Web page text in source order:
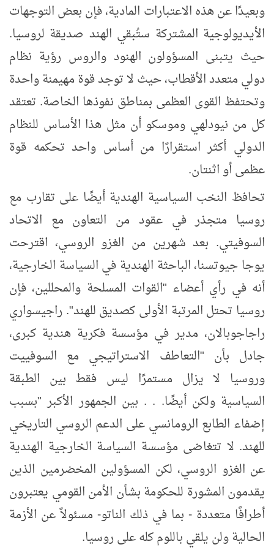
وبعيدًا عن هذه الاعتبارات المادية، فإن بعض التوجهات
الأيديولوجية المشتركة ستُبقي الهند صديقة لروسيا.
حيث يتبنى المسؤولون الهنود والروس رؤية نظام
دولي متعدد الأقطاب، حيث لا توجد قوة مهيمنة واحدة
وتحتفظ القوى العظمى بمناطق نفوذها الخاصة. تعتقد
كل من نيودلهي وموسكو أن مثل هذا الأساس للنظام
الدولي أكثر استقرارًا من أساس واحد تحكمه قوة
عظمى أو اثنتان.
تحافظ النخب السياسية الهندية أيضًا على تقارب مع
روسيا متجذر في عقود من التعاون مع الاتحاد
السوفيتي. بعد شهرين من الغزو الروسي، اقترحت
يوجا جيوتسنا، الباحثة الهندية في السياسة الخارجية،
أنه في رأي أعضاء "القوات المسلحة والمحللين، فإن
روسيا تحتل المرتبة الأولى كصديق للهند". راجيسواري
راجاجوبالان، مدير في مؤسسة فكرية هندية كبرى،
جادل بأن "التعاطف الاستراتيجي مع السوفييت
وروسيا لا يزال مستمرًا ليس فقط بين الطبقة
السياسية ولكن أيضًا. . . بين الجمهور الأكبر "بسبب
إضفاء الطابع الرومانسي على الدعم الروسي التاريخي
للهند. لا تتغاضى مؤسسة السياسة الخارجية الهندية
عن الغزو الروسي، لكن المسؤولين المخضرمين الذين
يقدمون المشورة للحكومة بشأن الأمن القومي يعتبرون
أطرافًا متعددة - بما في ذلك الناتو- مسئولاً عن الأزمة
الحالية ولن يلقي باللوم كله على روسيا.